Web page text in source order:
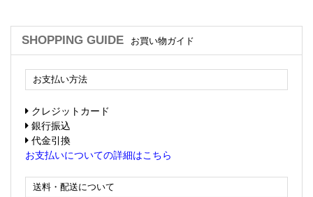
SHOPPING GUIDE お買い物ガイド
お支払い方法
クレジットカード
銀行振込
代金引換
お支払いについての詳細はこちら
送料・配送について